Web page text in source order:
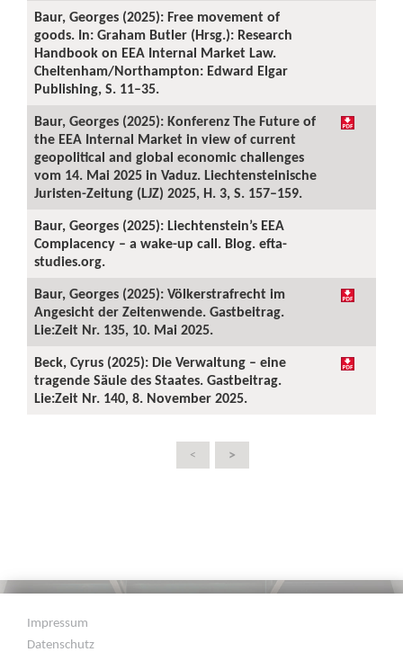
Baur, Georges (2025): Free movement of
goods. In: Graham Butler (Hrsg.): Research
Handbook on EEA Internal Market Law.
Cheltenham/Northampton: Edward Elgar
Publishing, S. 11–35.
Baur, Georges (2025): Konferenz The Future of
the EEA Internal Market in view of current
geopolitical and global economic challenges
vom 14. Mai 2025 in Vaduz. Liechtensteinische
Juristen-Zeitung (LJZ) 2025, H. 3, S. 157–159.
Baur, Georges (2025): Liechtenstein’s EEA
Complacency – a wake-up call. Blog. efta-
studies.org.
Baur, Georges (2025): Völkerstrafrecht im
Angesicht der Zeitenwende. Gastbeitrag.
Lie:Zeit Nr. 135, 10. Mai 2025.
Beck, Cyrus (2025): Die Verwaltung – eine
tragende Säule des Staates. Gastbeitrag.
Lie:Zeit Nr. 140, 8. November 2025.
< >
Impressum
Datenschutz